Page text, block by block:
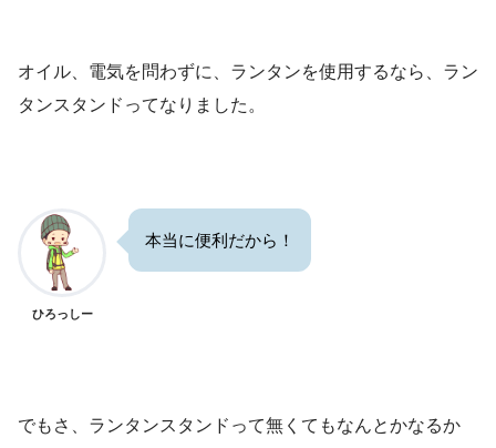
オイル、電気を問わずに、ランタンを使用するなら、ラン
タンスタンドってなりました。
ひろっしー
本当に便利だから！
でもさ、ランタンスタンドって無くてもなんとかなるか